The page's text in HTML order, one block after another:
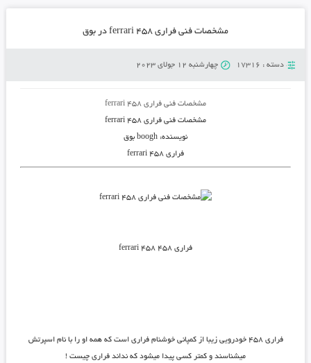
مشخصات فنی فراری ۴۵۸ ferrari در بوق
دسته : 17316 چهارشنبه 12 جولای 2023
مشخصات فنی فراری ۴۵۸ ferrari
مشخصات فنی فراری ۴۵۸ ferrari
نویسنده: boogh بوق
فراری ۴۵۸ ferrari
فراری ۴۵۸ ferrari 458
فراری ۴۵۸ خودرویی زیبا از کمپانی خوشنام فراری است که همه او را با نام اسپرتش
میشناسند و کمتر کسی پیدا میشود که نداند فراری چیست !